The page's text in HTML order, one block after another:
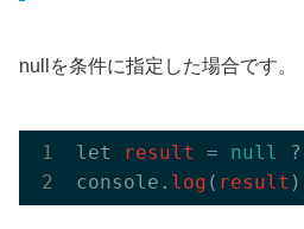
nullを条件に指定した場合です。
let result = null ?
console. log ( result